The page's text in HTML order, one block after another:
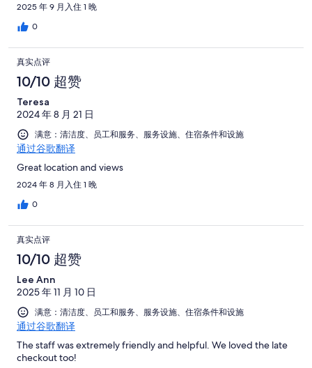
2025 年 9 月入住 1 晚
0
真实点评
10/10 超赞
Teresa
2024 年 8 月 21 日
满意：清洁度、员工和服务、服务设施、住宿条件和设施
通过谷歌翻译
Great location and views
2024 年 8 月入住 1 晚
0
真实点评
10/10 超赞
Lee Ann
2025 年 11 月 10 日
满意：清洁度、员工和服务、服务设施、住宿条件和设施
通过谷歌翻译
The staff was extremely friendly and helpful. We loved the late
checkout too!